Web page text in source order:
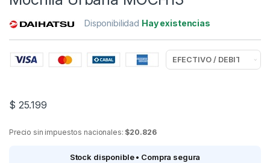
Disponibilidad Hay existencias
$ 25.199
Precio sin impuestos nacionales: $20.826
Stock disponible • Compra segura